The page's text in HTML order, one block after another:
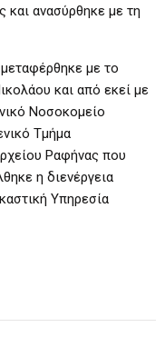
και ανασύρθηκε με τη
με το
και από εκεί με
Νοσοκομείο
Τμήμα
Ραφήνας που
η διενέργεια
Υπηρεσία